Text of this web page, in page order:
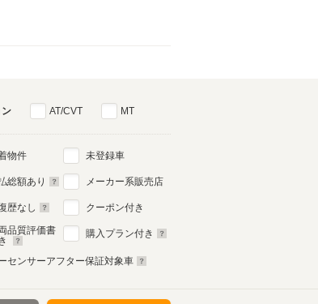
ン AT/CVT MT
物件
総額あり
歴なし
品質評価書
未登録車
メーカー系販売店
クーポン付き
購入プラン付き
センサーアフター保証対象車